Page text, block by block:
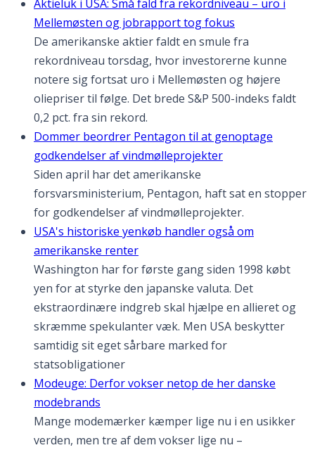
Aktieluk i USA: Små fald fra rekordniveau – uro i
Mellemøsten og jobrapport tog fokus
De amerikanske aktier faldt en smule fra
rekordniveau torsdag, hvor investorerne kunne
notere sig fortsat uro i Mellemøsten og højere
oliepriser til følge. Det brede S&P 500-indeks faldt
0,2 pct. fra sin rekord.
Dommer beordrer Pentagon til at genoptage
godkendelser af vindmølleprojekter
Siden april har det amerikanske
forsvarsministerium, Pentagon, haft sat en stopper
for godkendelser af vindmølleprojekter.
USA's historiske yenkøb handler også om
amerikanske renter
Washington har for første gang siden 1998 købt
yen for at styrke den japanske valuta. Det
ekstraordinære indgreb skal hjælpe en allieret og
skræmme spekulanter væk. Men USA beskytter
samtidig sit eget sårbare marked for
statsobligationer
Modeuge: Derfor vokser netop de her danske
modebrands
Mange modemærker kæmper lige nu i en usikker
verden, men tre af dem vokser lige nu –